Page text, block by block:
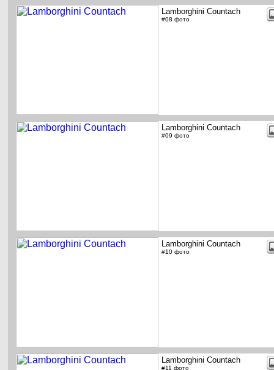
Lamborghini Countach
#08 фото
Lamborghini Countach
#09 фото
Lamborghini Countach
#10 фото
Lamborghini Countach
#11 фото